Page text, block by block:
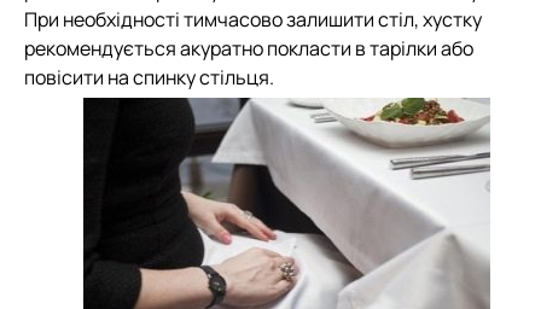
При необхідності тимчасово залишити стіл, хустку
рекомендується акуратно покласти в тарілки або
повісити на спинку стільця.